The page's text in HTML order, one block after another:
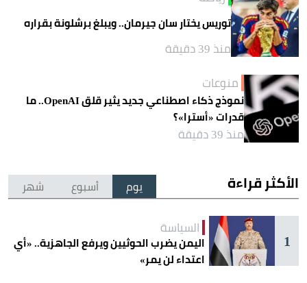
توريس يختار سان جيرمان.. ويبلغ برشلونة بقراره
منذ 39 دقيقة
منوعات
نموذج ذكاء اصطناعي جديد يثير قلق OpenAI.. ما
قدرات «أسترا»؟
منذ 39 دقيقة
الأكثر قراءة يوم أسبوع شهر
1
السياسة
اليمن يضرب الحوثيين ويرفع الجاهزية.. «أي
اعتداء لن يمر»